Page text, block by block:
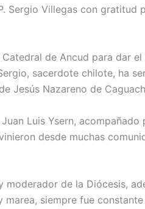
Sergio Villegas con gratitud
de Ancud para dar
sacerdote chilote, ha
Jesús Nazareno de
Luis Ysern,
desde muchas
de la Diócesis,
siempre fue